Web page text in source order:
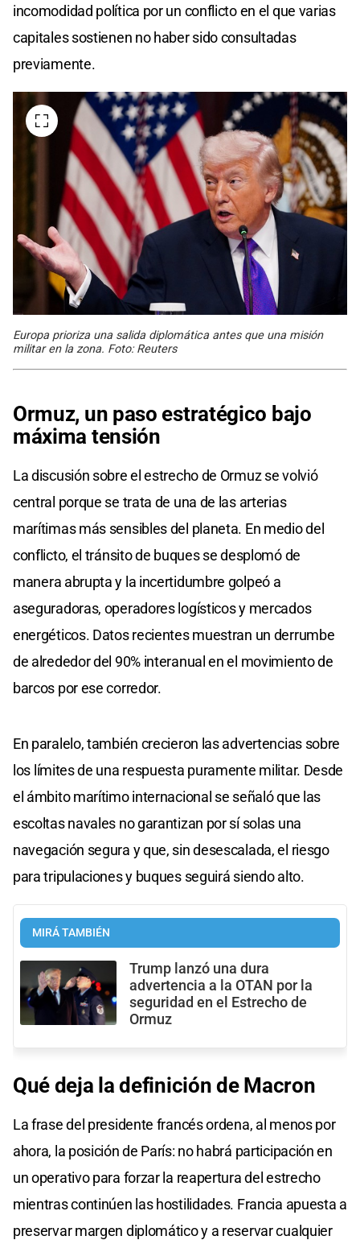
incomodidad política por un conflicto en el que varias
capitales sostienen no haber sido consultadas
previamente.
Europa prioriza una salida diplomática antes que una misión
militar en la zona. Foto: Reuters
Ormuz, un paso estratégico bajo
máxima tensión
La discusión sobre el estrecho de Ormuz se volvió
central porque se trata de una de las arterias
marítimas más sensibles del planeta. En medio del
conflicto, el tránsito de buques se desplomó de
manera abrupta y la incertidumbre golpeó a
aseguradoras, operadores logísticos y mercados
energéticos. Datos recientes muestran un derrumbe
de alrededor del 90% interanual en el movimiento de
barcos por ese corredor.
En paralelo, también crecieron las advertencias sobre
los límites de una respuesta puramente militar. Desde
el ámbito marítimo internacional se señaló que las
escoltas navales no garantizan por sí solas una
navegación segura y que, sin desescalada, el riesgo
para tripulaciones y buques seguirá siendo alto.
MIRÁ TAMBIÉN
Trump lanzó una dura
advertencia a la OTAN por la
seguridad en el Estrecho de
Ormuz
Qué deja la definición de Macron
La frase del presidente francés ordena, al menos por
ahora, la posición de París: no habrá participación en
un operativo para forzar la reapertura del estrecho
mientras continúen las hostilidades. Francia apuesta a
preservar margen diplomático y a reservar cualquier